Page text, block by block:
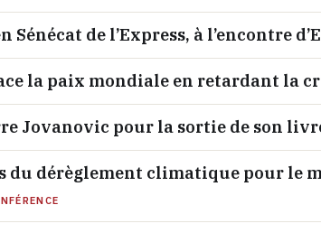
de l’Express, à l’encontre
la paix mondiale en retardant la
Jovanovic pour la sortie de son
du dérèglement climatique pour le